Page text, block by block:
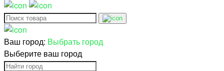
Ваш город: Выбрать город
Выберите ваш город